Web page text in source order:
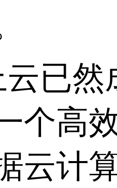
已
个高
云计